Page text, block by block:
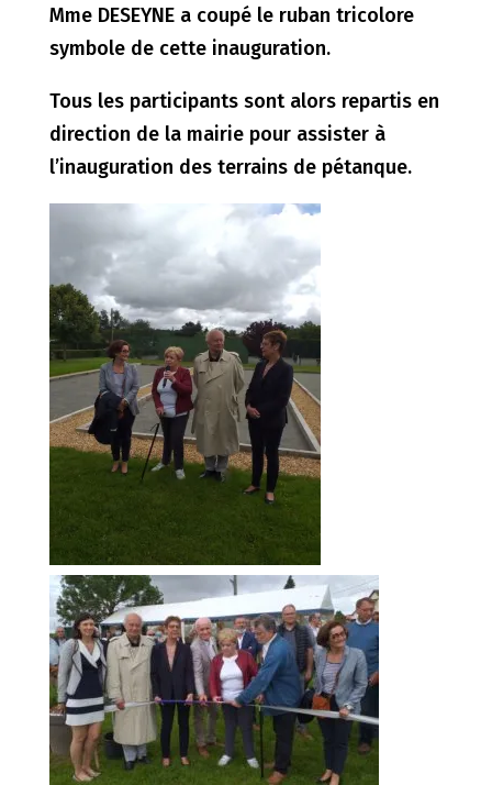
Mme DESEYNE a coupé le ruban tricolore
symbole de cette inauguration.
Tous les participants sont alors repartis en
direction de la mairie pour assister à
l’inauguration des terrains de pétanque.